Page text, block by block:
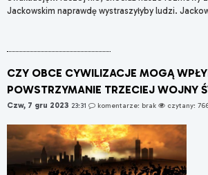
Jackowskim naprawdę wystraszyłyby ludzi.
CZY OBCE CYWILIZACJE MOGĄ
POWSTRZYMANIE TRZECIEJ WOJNY
Czw, 7 gru 2023 23:31 komentarze: brak czytany: